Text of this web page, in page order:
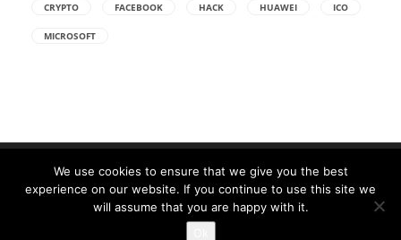
CRYPTO FACEBOOK HACK HUAWEI ICO
MICROSOFT
Made with ❤ in Craiova. Gazduire Web furnizata de
We use cookies to ensure that we give you the best
experience on our website. If you continue to use this site we
will assume that you are happy with it.